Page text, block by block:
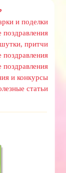
и поделки
притчи
и конкурсы
статьи